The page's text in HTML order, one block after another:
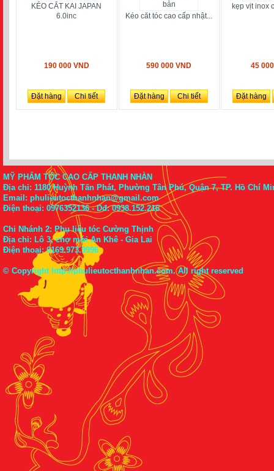
KÉO CẮT KAI JAPAN
6.0inc
190 000 VND
Đặt hàng Chi tiết
Kéo căt tóc cao cấp nhật...
590 000 VND
Đặt hàng Chi tiết
kẹp vịt inox
45
Đặt hàng
MỸ PHẨM TÓC CAO CẤP THANH NHÀN
Địa chỉ: 1180 Huỳnh Tấn Phát, Phường Tân Phú, Quận 7, TP. Hồ Chí
Email: phulieutocthanhnhan@gmail.com
Điện thoại: 0976352136- Dđ: 0938.152.216
Chi Nhánh 2: Phụ liệu tóc Cường Thịnh
Địa chỉ: Lô 3, chợ mới An Khê - Gia Lai
Điện thoại:0169.973.9996
© Copyright http://phulieutocthanhnhan.com. All right reserved